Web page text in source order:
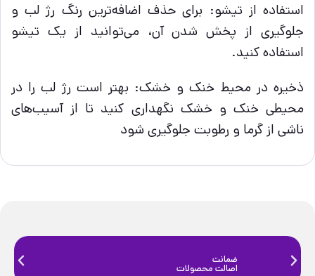
استفاده از تیشو: برای حذف اضافه‌ترین رنگ رژ لب و
جلوگیری از پخش شدن آن، می‌توانید از یک تیشو
استفاده کنید.
ذخیره در محیط خنک و خشک: بهتر است رژ لب را در
محیطی خنک و خشک نگهداری کنید تا از آسیب‌های
ناشی از گرما و رطوبت جلوگیری شود
ضمانت
اصالت محصولات